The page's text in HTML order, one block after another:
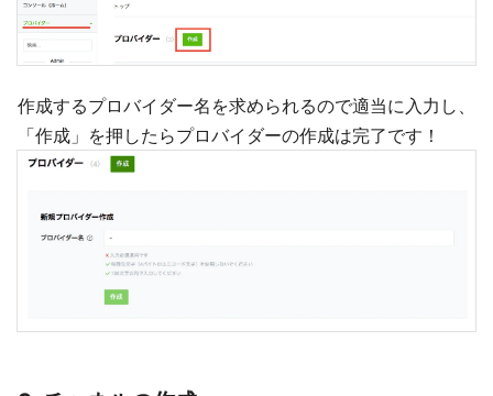
作成するプロバイダー名を求められるので適当に入力し、
「作成」を押したらプロバイダーの作成は完了です！